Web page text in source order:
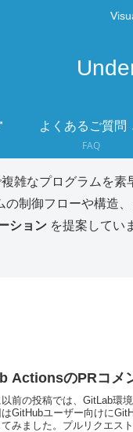
よくあるご質問
FAQ
複雑なプログラムを
制御フローや構造
ション を提案してい
ActionsのPRコメ
前の投稿では、GitLab環
GitHubユーザー向けに
みました。プルリクエス